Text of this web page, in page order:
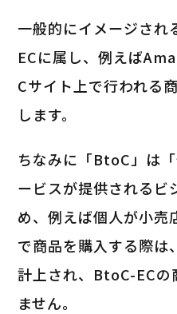
一般的にイメージさ
ECに属し、例えば
Cサイト上で行われる
します。
ちなみに「BtoC」は
ービスが提供されるビ
め、例えば個人が小売
で商品を購入する際は
計上され、BtoC-ECの
ません。